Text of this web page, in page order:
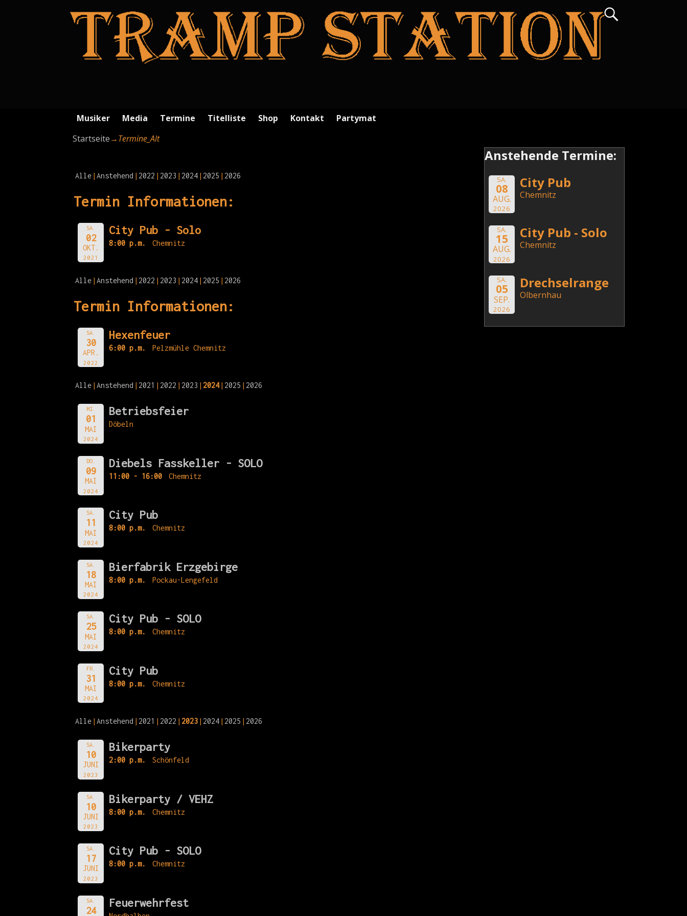
Musiker Media Termine Titelliste Shop Kontakt
Partymat
Startseite→Termine_Alt
Alle Anstehend 2022 2023 2024 2025 2026
Termin Informationen:
SA.
02
OKT.
2021
City Pub - Solo
8:00 p.m. Chemnitz
Alle Anstehend 2022 2023 2024 2025 2026
Termin Informationen:
SA.
30
APR.
2022
Hexenfeuer
6:00 p.m. Pelzmühle Chemnitz
Alle Anstehend 2021 2022 2023 2024 2025 2026
MI.
01
MAI
2024
Betriebsfeier
Döbeln
DO.
09
MAI
2024
Diebels Fasskeller - SOLO
11:00 - 16:00 Chemnitz
SA.
11
MAI
2024
City Pub
8:00 p.m. Chemnitz
SA.
18
MAI
2024
Bierfabrik Erzgebirge
8:00 p.m. Pockau-Lengefeld
SA.
25
MAI
2024
City Pub - SOLO
8:00 p.m. Chemnitz
FR.
31
MAI
2024
City Pub
8:00 p.m. Chemnitz
Alle Anstehend 2021 2022 2023 2024 2025 2026
SA.
10
JUNI
2023
Bikerparty
2:00 p.m. Schönfeld
SA.
10
JUNI
2023
Bikerparty / VEHZ
8:00 p.m. Chemnitz
SA.
17
JUNI
2023
City Pub - SOLO
8:00 p.m. Chemnitz
SA.
24
Feuerwehrfest
Anstehende Termine:
SA.
08
AUG.
2026
City Pub
Chemnitz
SA.
15
AUG.
2026
City Pub - Solo
Chemnitz
SA.
05
SEP.
2026
Drechselrange
Olbernhau